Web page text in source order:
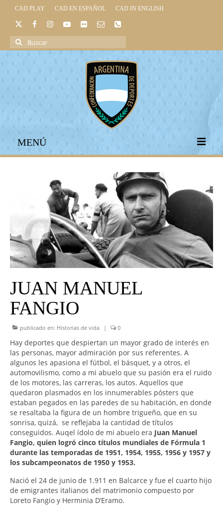
CAD PLAY CAD EN ESPAÑOL CAD IN ENGLISH
Buscar
por:
MENÚ
INSTITUCIONAL
LEGISLACIÓN DEPORTIVA
UNIVERSO CAD
NOTICIAS
CAD MEDIA
CAD FEDERAL
JUAN MANUEL
FANGIO
publicado en: Historias de vida | 0
Hay deportes que despiertan un mayor grado de interés en
las personas, mayor admiración por sus referentes. A
algunos les apasiona el fútbol, el básquet, y a otros, el
automovilismo, como a mi abuelo que su pasión era el ruido
de los motores, las carreras, los autos. Aquellos que
quedaron plasmados en los innumerables pósters que
estaban pegados en las paredes de su habitación, en donde
se resaltaba la figura de un hombre trigueño, que en su
sonrisa, quizá, se reflejaba la cantidad de títulos
conseguidos. Auqel ídolo de mi abuelo era Juan Manuel
Fangio, quien logró cinco títulos mundiales de Fórmula 1
durante las temporadas de 1951, 1954, 1955, 1956 y 1957 y
los subcampeonatos de 1950 y 1953.
Nació el 24 de junio de 1.911 en Balcarce y fue el cuarto hijo
de emigrantes italianos del matrimonio compuesto por
Loreto Fangio y Herminia D’Eramo.